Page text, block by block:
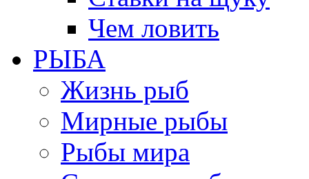
Чем ловить
РЫБА
Жизнь рыб
Мирные рыбы
Рыбы мира